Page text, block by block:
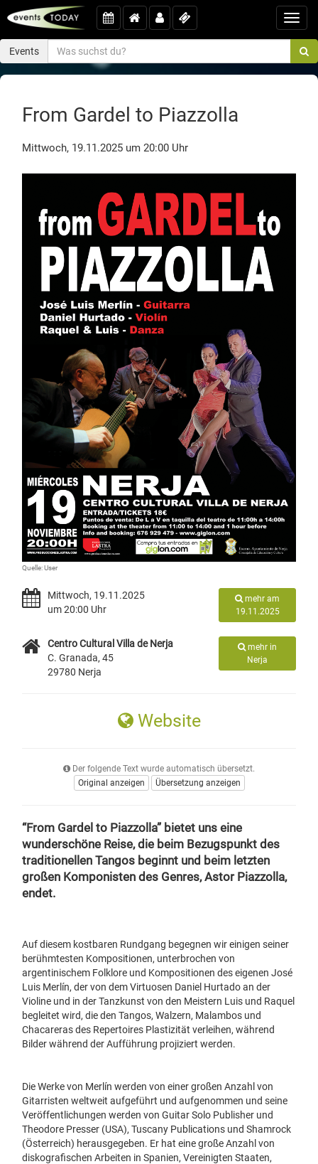
Events
From Gardel to Piazzolla
Mittwoch, 19.11.2025 um 20:00 Uhr
Quelle: User
Mittwoch, 19.11.2025
um 20:00 Uhr
mehr am
19.11.2025
Centro Cultural Villa de Nerja
C. Granada, 45
29780 Nerja
mehr in
Nerja
Website
Der folgende Text wurde automatisch übersetzt.
Original anzeigen
Übersetzung anzeigen
“From Gardel to Piazzolla” bietet uns eine
wunderschöne Reise, die beim Bezugspunkt des
traditionellen Tangos beginnt und beim letzten
großen Komponisten des Genres, Astor Piazzolla,
endet.
Auf diesem kostbaren Rundgang begegnen wir einigen seiner
berühmtesten Kompositionen, unterbrochen von
argentinischem Folklore und Kompositionen des eigenen José
Luis Merlín, der von dem Virtuosen Daniel Hurtado an der
Violine und in der Tanzkunst von den Meistern Luis und Raquel
begleitet wird, die den Tangos, Walzern, Malambos und
Chacareras des Repertoires Plastizität verleihen, während
Bilder während der Aufführung projiziert werden.
Die Werke von Merlín werden von einer großen Anzahl von
Gitarristen weltweit aufgeführt und aufgenommen und seine
Veröffentlichungen werden von Guitar Solo Publisher und
Theodore Presser (USA), Tuscany Publications und Shamrock
(Österreich) herausgegeben. Er hat eine große Anzahl von
diskografischen Arbeiten in Spanien, Vereinigten Staaten,